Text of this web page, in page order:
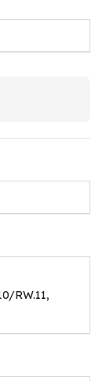
RW.11,